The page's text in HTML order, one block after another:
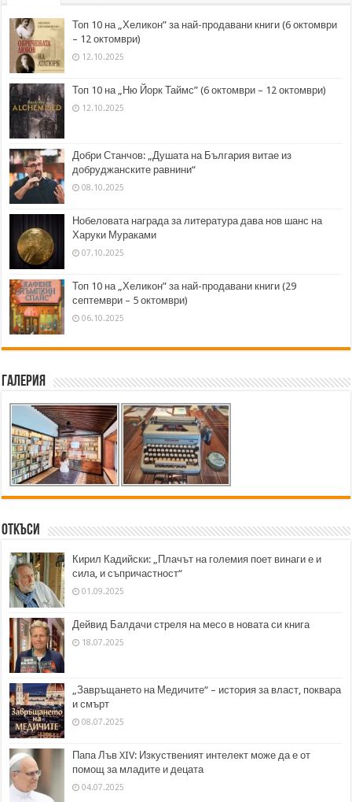
Топ 10 на „Хеликон” за най-продавани книги (6 октомври
– 12 октомври)
12.10.2025
Топ 10 на „Ню Йорк Таймс” (6 октомври – 12 октомври)
12.10.2025
Добри Станчов: „Душата на България витае из
добруджанските равнини“
08.10.2025
Нобеловата награда за литература дава нов шанс на
Харуки Мураками
07.10.2025
Топ 10 на „Хеликон” за най-продавани книги (29
септември – 5 октомври)
06.10.2025
Галерия
Откъси
Кирил Кадийски: „Плачът на големия поет винаги е и
сила, и съпричастност“
01.09.2025
Дейвид Балдачи стреля на месо в новата си книга
18.07.2025
„Завръщането на Медичите“ – история за власт, поквара
и смърт
08.07.2025
Папа Лъв XIV: Изкуственият интелект може да е от
помощ за младите и децата
04.07.2025